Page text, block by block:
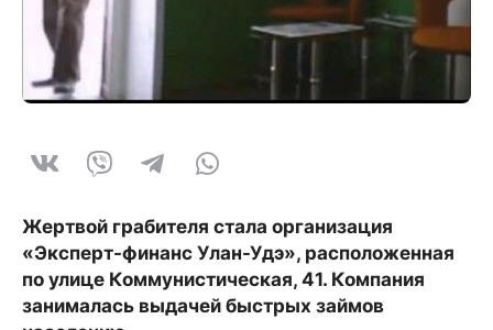
Жертвой грабителя стала организация
«Эксперт-финанс Улан-Удэ», расположенная
по улице Коммунистическая, 41. Компания
занималась выдачей быстрых займов